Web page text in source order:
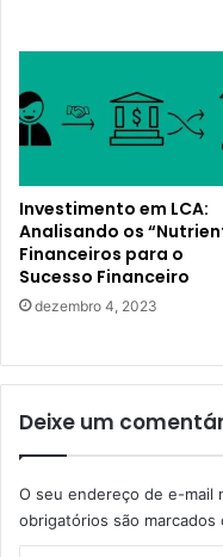
Investimento em LCA:
Analisando os
Financeiros para o
Sucesso Financeiro
dezembro 4, 2023
Deixe um
O seu endereço de e-mail
obrigatórios são marcados